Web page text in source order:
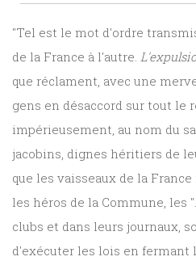
"Tel est le mot d'ordre
de la France à l'autre.
que réclament, avec une
gens en désaccord sur tout le
impérieusement, au nom du
jacobins, dignes héritiers de
que les vaisseaux de la
les héros de la Commune, les "
clubs et dans leurs journaux,
d'exécuter les lois en fermant